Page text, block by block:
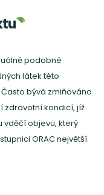
podobné
látek této
bývá zmiňováno
zdravotní kondicí, jíž
vděčí objevu, který
ORAC největší